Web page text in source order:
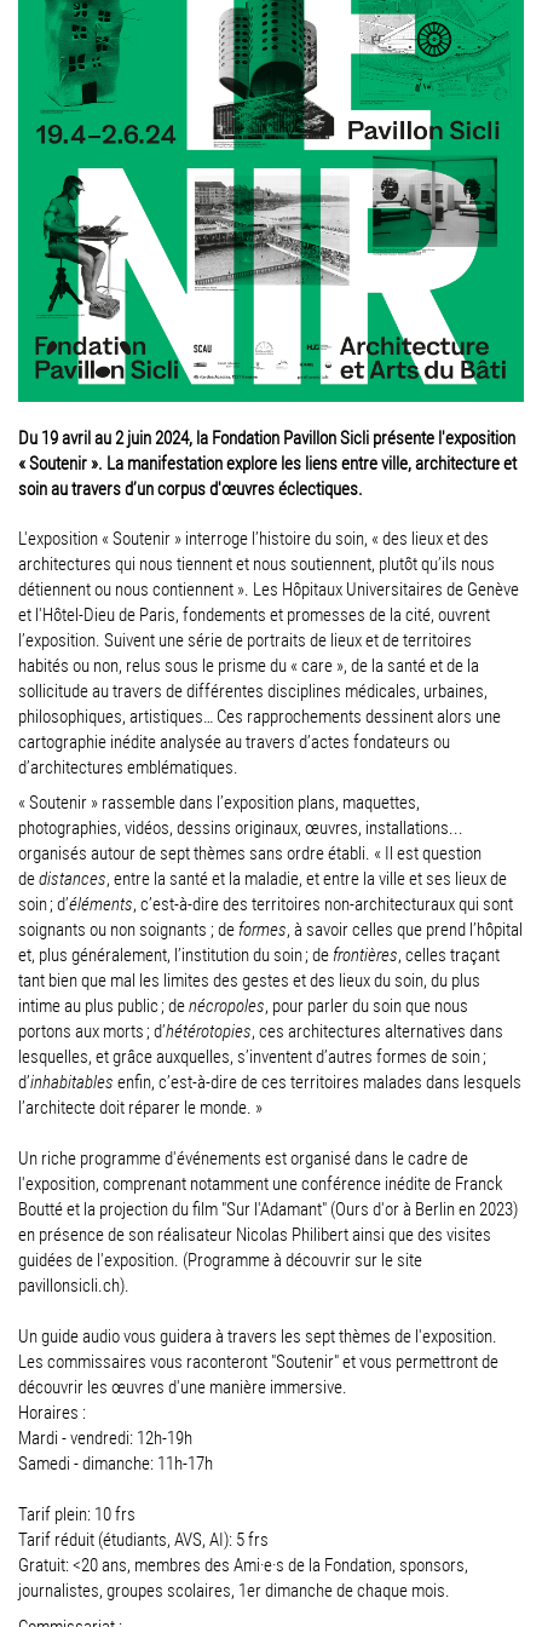
Du 19 avril au 2 juin 2024, la Fondation Pavillon Sicli présente l'exposition
« Soutenir ». La manifestation explore les liens entre ville, architecture et
soin au travers d’un corpus d'œuvres éclectiques.
L'exposition « Soutenir » interroge l’histoire du soin, « des lieux et des
architectures qui nous tiennent et nous soutiennent, plutôt qu’ils nous
détiennent ou nous contiennent ». Les Hôpitaux Universitaires de Genève
et l'Hôtel-Dieu de Paris, fondements et promesses de la cité, ouvrent
l’exposition. Suivent une série de portraits de lieux et de territoires
habités ou non, relus sous le prisme du « care », de la santé et de la
sollicitude au travers de différentes disciplines médicales, urbaines,
philosophiques, artistiques… Ces rapprochements dessinent alors une
cartographie inédite analysée au travers d’actes fondateurs ou
d’architectures emblématiques.
« Soutenir » rassemble dans l’exposition plans, maquettes,
photographies, vidéos, dessins originaux, œuvres, installations...
organisés autour de sept thèmes sans ordre établi. « Il est question
dedistances, entre la santé et la maladie, et entre la ville et ses lieux de
soin ; d’éléments, c’est-à-dire des territoires non-architecturaux qui sont
soignants ou non soignants ; deformes, à savoir celles que prend l’hôpital
et, plus généralement, l’institution du soin ; defrontières, celles traçant
tant bien que mal les limites des gestes et des lieux du soin, du plus
intime au plus public ; denécropoles, pour parler du soin que nous
portons aux morts ; d’hétérotopies, ces architectures alternatives dans
lesquelles, et grâce auxquelles, s’inventent d’autres formes de soin ;
d’inhabitables enfin, c’est-à-dire de ces territoires malades dans lesquels
l’architecte doit réparer le monde. »
Un riche programme d'événements est organisé dans le cadre de
l'exposition, comprenant notamment une conférence inédite de Franck
Boutté et la projection du film "Sur l'Adamant" (Ours d'or à Berlin en 2023)
en présence de son réalisateur Nicolas Philibert ainsi que des visites
guidées de l'exposition. (Programme à découvrir sur le site
pavillonsicli.ch).
Un guide audio vous guidera à travers les sept thèmes de l'exposition.
Les commissaires vous raconteront "Soutenir" et vous permettront de
découvrir les œuvres d'une manière immersive.
Horaires :
Mardi - vendredi: 12h-19h
Samedi - dimanche: 11h-17h
Tarif plein: 10 frs
Tarif réduit (étudiants, AVS, AI): 5 frs
Gratuit: <20 ans, membres des Ami·e·s de la Fondation, sponsors,
journalistes, groupes scolaires, 1er dimanche de chaque mois.